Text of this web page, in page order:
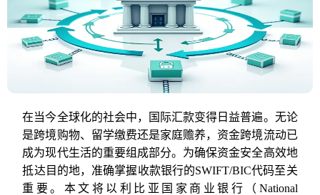
在当今全球化的社会中，国际汇款变得日益普遍。无论
是跨境购物、留学缴费还是家庭赡养，资金跨境流动已
成为现代生活的重要组成部分。为确保资金安全高效地
抵达目的地，准确掌握收款银行的SWIFT/BIC代码至关
重要。本文将以利比亚国家商业银行（National